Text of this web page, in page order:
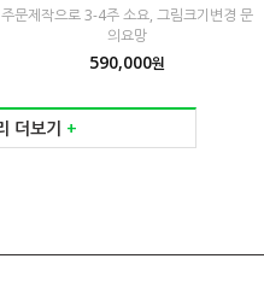
주문제작으로 3-4주 소요, 그림크기변경 문
의요망
590,000원
더보기 +